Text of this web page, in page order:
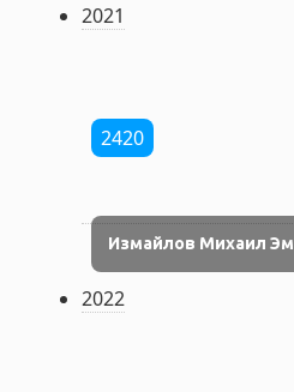
2021
2420
Измайлов Михаил
2022